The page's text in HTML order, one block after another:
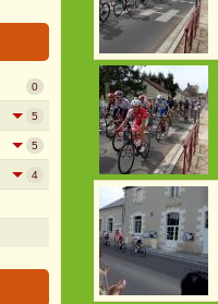
0
5
5
4